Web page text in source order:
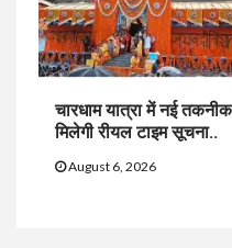
चारधाम यात्रा में नई
मिलेगी रीयल टाइम सूचना..
August 6, 2026